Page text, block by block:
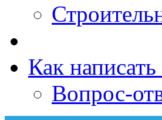
Как
Вопрос-